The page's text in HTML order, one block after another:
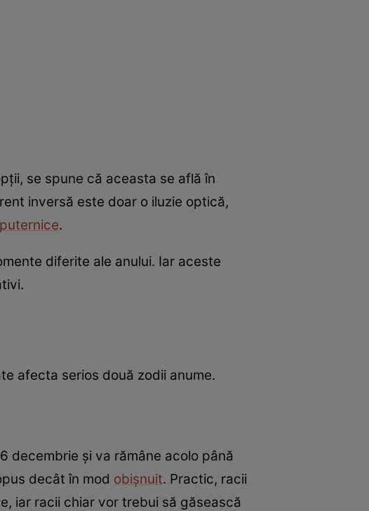
se spune că aceasta se află în
inversă este doar o iluzie optică,
puternice.
diferite ale anului. Iar aceste
afecta serios două zodii anume.
decembrie și va rămâne acolo până
decât în mod obișnuit. Practic, racii
iar racii chiar vor trebui să găsească